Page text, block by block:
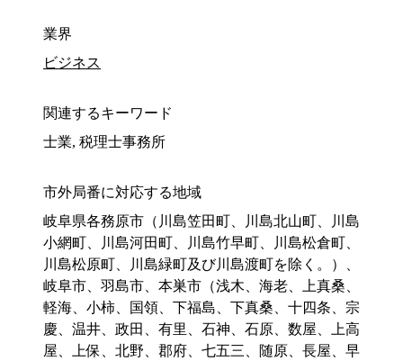
業界
ビジネス
関連するキーワード
士業, 税理士事務所
市外局番に対応する地域
岐阜県各務原市（川島笠田町、川島北山町、川島
小網町、川島河田町、川島竹早町、川島松倉町、
川島松原町、川島緑町及び川島渡町を除く。）、
岐阜市、羽島市、本巣市（浅木、海老、上真桑、
軽海、小柿、国領、下福島、下真桑、十四条、宗
慶、温井、政田、有里、石神、石原、数屋、上高
屋、上保、北野、郡府、七五三、随原、長屋、早